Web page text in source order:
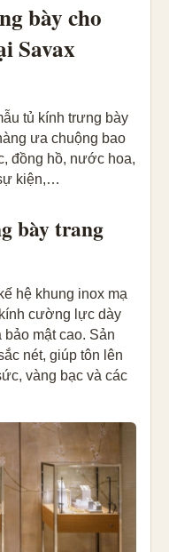
bày cho
Savax
tủ kính trưng bày
ưa chuộng bao
đồng hồ, nước hoa,
kiện,…
bày trang
hệ khung inox mạ
cường lực dày
mật cao. Sản
nét, giúp tôn lên
vàng bạc và các